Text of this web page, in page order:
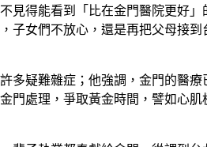
見得能看到「比在金門醫院更好」
子女們不放心，還是再把父母接到
疑難雜症；他強調，金門的醫療
門處理，爭取黃金時間，譬如心肌